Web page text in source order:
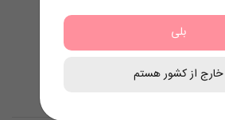
بلی
خارج از کشور هستم